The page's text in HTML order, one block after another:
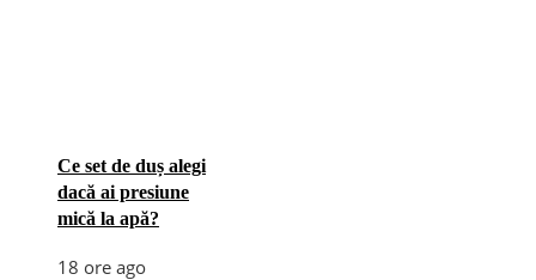
Ce set de duș alegi
dacă ai presiune
mică la apă?
18 ore ago